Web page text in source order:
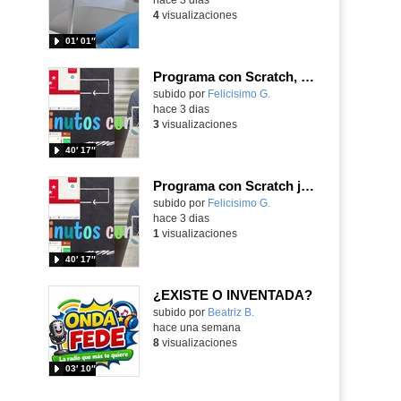
01′ 01″
4visualizaciones
Programa con Scratch, 8 diferentes juegos para vivir la emoción de los partidos de España en el mundial 2026
Contenido educativo.
subido por Felicisimo G.
40′ 17″
hace 3 dias
3visualizaciones
Programa con Scratch juegos con los partidos del mundial 2026 ganados por España
Contenido educativo.
subido por Felicisimo G.
40′ 17″
hace 3 dias
1 visualizaciones
¿EXISTE O INVENTADA?
Contenido educativo.
subido por Beatriz B.
03′ 10″
hace una semana
8visualizaciones